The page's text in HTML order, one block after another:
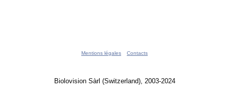
Mentions légales Contacts
Biolovision Sàrl (Switzerland), 2003-2024